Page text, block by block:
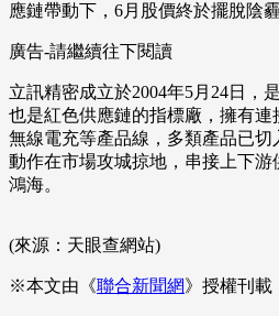
應鏈帶動下，6月股價終於擺脫陰
廣告-請繼續往下閱讀
立訊精密成立於2004年5月24日，
也是紅色供應鏈的指標廠，擁有連
無線電充等產品線，多類產品已
動作在市場攻城掠地，串接上下
鴻海。
(來源：天眼查網站)
※本文由《聯合新聞網》授權刊載